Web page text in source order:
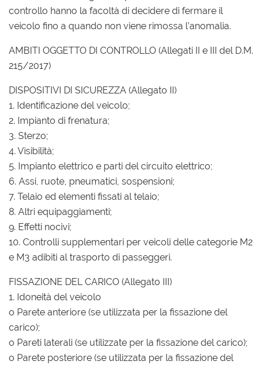
controllo hanno la facoltà di decidere di fermare il
veicolo fino a quando non viene rimossa l’anomalia.
AMBITI OGGETTO DI CONTROLLO (Allegati II e III del D.M.
215/2017)
DISPOSITIVI DI SICUREZZA (Allegato II)
1. Identificazione del veicolo;
2. Impianto di frenatura;
3. Sterzo;
4. Visibilità;
5. Impianto elettrico e parti del circuito elettrico;
6. Assi, ruote, pneumatici, sospensioni;
7. Telaio ed elementi fissati al telaio;
8. Altri equipaggiamenti;
9. Effetti nocivi;
10. Controlli supplementari per veicoli delle categorie M2
e M3 adibiti al trasporto di passeggeri.
FISSAZIONE DEL CARICO (Allegato III)
1. Idoneità del veicolo
o Parete anteriore (se utilizzata per la fissazione del
carico);
o Pareti laterali (se utilizzate per la fissazione del carico);
o Parete posteriore (se utilizzata per la fissazione del